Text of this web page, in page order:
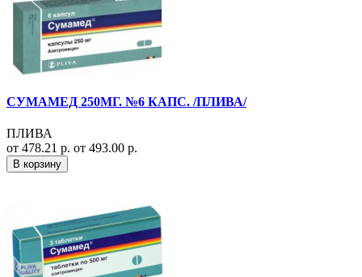
СУМАМЕД 250МГ. №6 КАПС. /ПЛИВА/
ПЛИВА
от 478.21 р. от 493.00 р.
В корзину